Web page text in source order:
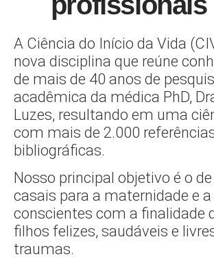
A Ciência do Início da Vida
nova disciplina que reúne
de mais de 40 anos de
acadêmica da médica PhD,
Luzes, resultando em uma
com mais de 2.000
bibliográficas.
Nosso principal objetivo é o
casais para a maternidade e
conscientes com a finalidade
filhos felizes, saudáveis e
traumas.